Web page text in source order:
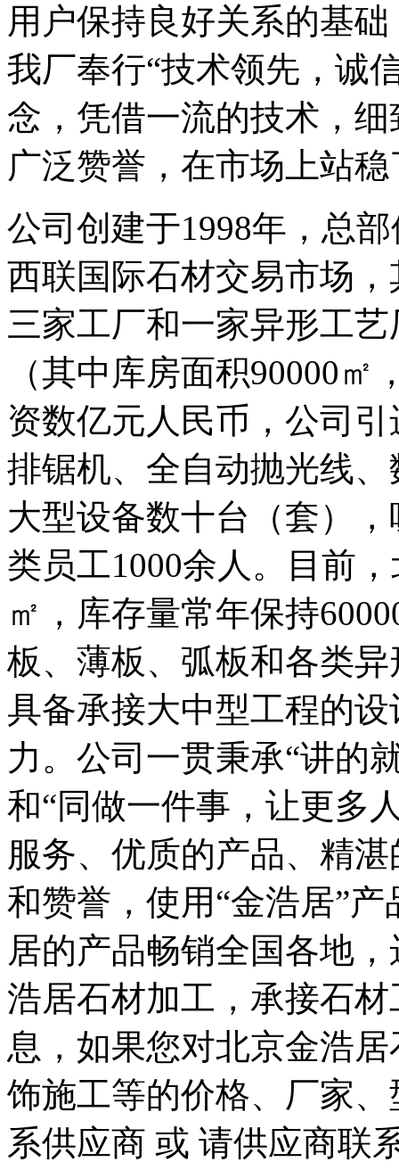
用户保持良好关系的基
我厂奉行“技术领先，诚
念，凭借一流的技术，
广泛赞誉，在市场上站
公司创建于1998年，总
西联国际石材交易市场
三家工厂和一家异形工
（其中库房面积90000
资数亿元人民币，公司
排锯机、全自动抛光线
大型设备数十台（套）
类员工1000余人。目前
㎡，库存量常年保持
板、薄板、弧板和各类
具备承接大中型工程的
力。公司一贯秉承“讲的
和“同做一件事，让更多
服务、优质的产品、精
和赞誉，使用“金浩居”
居的产品畅销全国各地
浩居石材加工，承接石
息，如果您对北京金浩
饰施工等的价格、厂家
系供应商 或 请供应商联